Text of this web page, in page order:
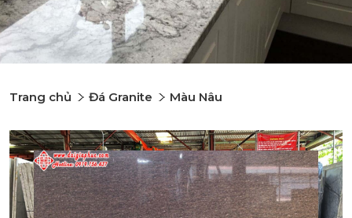
Trang chủ Đá Granite Màu Nâu